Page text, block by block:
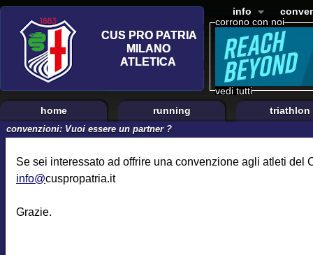
corrono con noi
vedi tutti
info
home running triathlon
convenzioni: Vuoi essere un partner ?
Se sei interessato ad offrire una convenzione agli atleti del
info@cuspropatria.it
Grazie.